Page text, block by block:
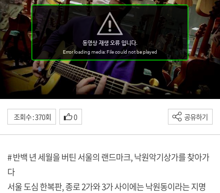
조회수 : 370회 0 공유하기
# 반백 년 세월을 버틴 서울의 랜드마크, 낙원악기상가를 찾아가
다
서울 도심 한복판, 종로 2가와 3가 사이에는 낙원동이라는 지명